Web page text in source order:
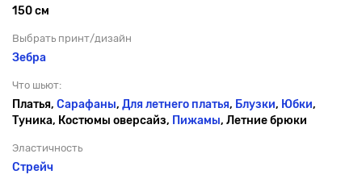
150 см
Выбрать принт/дизайн
Зебра
Что шьют:
Платья, Сарафаны, Для летнего платья, Блузки, Юбки,
Туника, Костюмы оверсайз, Пижамы, Летние брюки
Эластичность
Стрейч